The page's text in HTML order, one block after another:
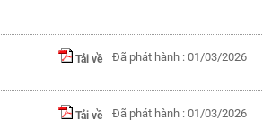
Tải về Đã phát hành : 01/03/2026
Tải về Đã phát hành : 01/03/2026